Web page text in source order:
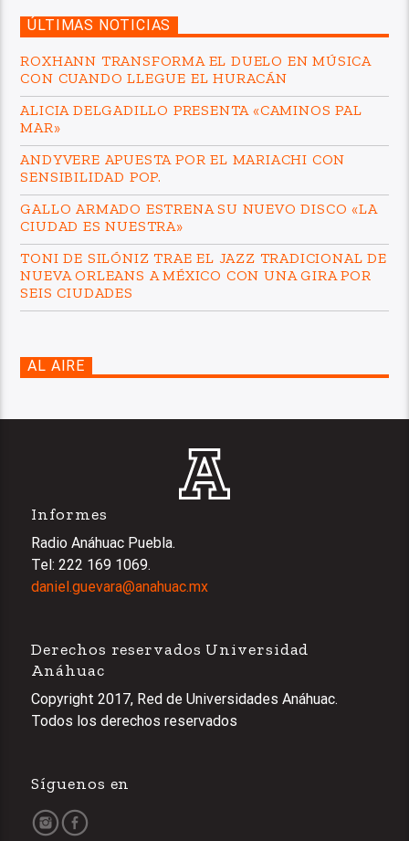
ÚLTIMAS NOTICIAS
ROXHANN TRANSFORMA EL DUELO EN MÚSICA
CON CUANDO LLEGUE EL HURACÁN
ALICIA DELGADILLO PRESENTA «CAMINOS PAL
MAR»
ANDYVERE APUESTA POR EL MARIACHI CON
SENSIBILIDAD POP.
GALLO ARMADO ESTRENA SU NUEVO DISCO «LA
CIUDAD ES NUESTRA»
TONI DE SILÓNIZ TRAE EL JAZZ TRADICIONAL DE
NUEVA ORLEANS A MÉXICO CON UNA GIRA POR
SEIS CIUDADES
AL AIRE
Informes
Radio Anáhuac Puebla.
Tel: 222 169 1069.
daniel.guevara@anahuac.mx
Derechos reservados Universidad
Anáhuac
Copyright 2017, Red de Universidades Anáhuac.
Todos los derechos reservados
Síguenos en